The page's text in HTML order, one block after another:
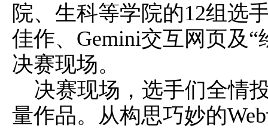
院、生科等学院的12组选
佳作、Gemini交互网页及
决赛现场。
决赛现场，选手们全情
量作品。从构思巧妙的